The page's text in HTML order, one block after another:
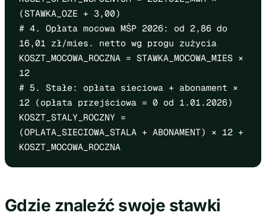
(STAWKA_OZE + 3,00)
# 4. Opłata mocowa MŚP 2026: od 2,86 do
16,01 zł/mies. netto wg progu zużycia
KOSZT_MOCOWA_ROCZNA = STAWKA_MOCOWA_MIES ×
12
# 5. Stałe: opłata sieciowa + abonament ×
12 (opłata przejściowa = 0 od 1.01.2026)
KOSZT_STALY_ROCZNY =
(OPLATA_SIECIOWA_STALA + ABONAMENT) × 12 +
KOSZT_MOCOWA_ROCZNA
Gdzie znaleźć swoje stawki